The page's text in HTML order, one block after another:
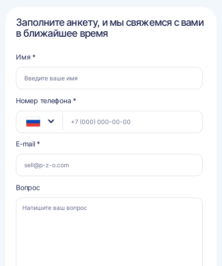
Заполните анкету, и мы свяжемся с вами
в ближайшее время
Имя *
Номер телефона *
E-mail *
Вопрос